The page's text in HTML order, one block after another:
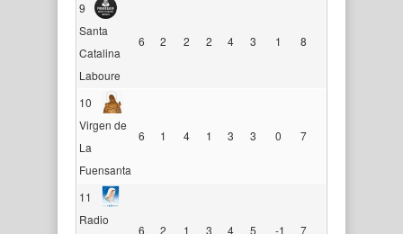
9
Santa
Catalina
Laboure
6 2 2 2 4 3 1 8
10
Virgen de
La
Fuensanta
6 1 4 1 3 3 0 7
11
Radio
6 2 1 3 4 5 -1 7